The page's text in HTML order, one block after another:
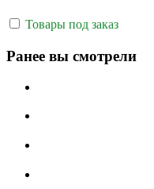
Товары под заказ
Ранее вы смотрели